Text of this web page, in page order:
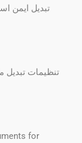
تبدیل ایمن
تنظیمات تبدیل
for